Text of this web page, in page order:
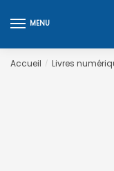
to
to
MENU
Accueil / Livres